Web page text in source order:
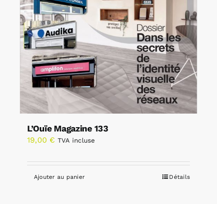
L’Ouïe Magazine 133
19,00 € TVA incluse
Ajouter au panier Détails